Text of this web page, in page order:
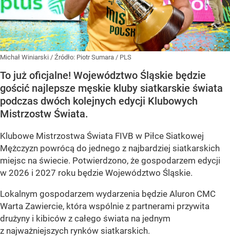
Michał Winiarski / Źródło: Piotr Sumara / PLS
To już oficjalne! Województwo Śląskie będzie
gościć najlepsze męskie kluby siatkarskie świata
podczas dwóch kolejnych edycji Klubowych
Mistrzostw Świata.
Klubowe Mistrzostwa Świata FIVB w Piłce Siatkowej
Mężczyzn powrócą do jednego z najbardziej siatkarskich
miejsc na świecie. Potwierdzono, że gospodarzem edycji
w 2026 i 2027 roku będzie Województwo Śląskie.
Lokalnym gospodarzem wydarzenia będzie Aluron CMC
Warta Zawiercie, która wspólnie z partnerami przywita
drużyny i kibiców z całego świata na jednym
z najważniejszych rynków siatkarskich.